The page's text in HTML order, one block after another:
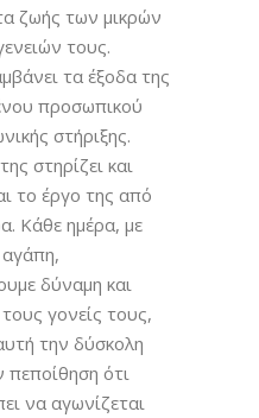
ζωής των μικρών
τους.
τα έξοδα της
προσωπικού
στήριξης.
στηρίζει και
το έργο της από
Κάθε ημέρα, με
δύναμη και
γονείς τους,
την δύσκολη
πεποίθηση ότι
να αγωνίζεται